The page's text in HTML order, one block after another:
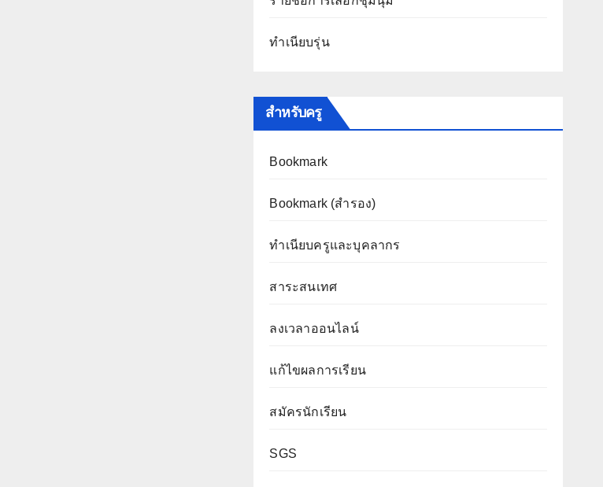
ทำเนียบรุ่น
สำหรับครู
Bookmark
Bookmark (สำรอง)
ทำเนียบครูและบุคลากร
สาระสนเทศ
ลงเวลาออนไลน์
แก้ไขผลการเรียน
สมัครนักเรียน
SGS